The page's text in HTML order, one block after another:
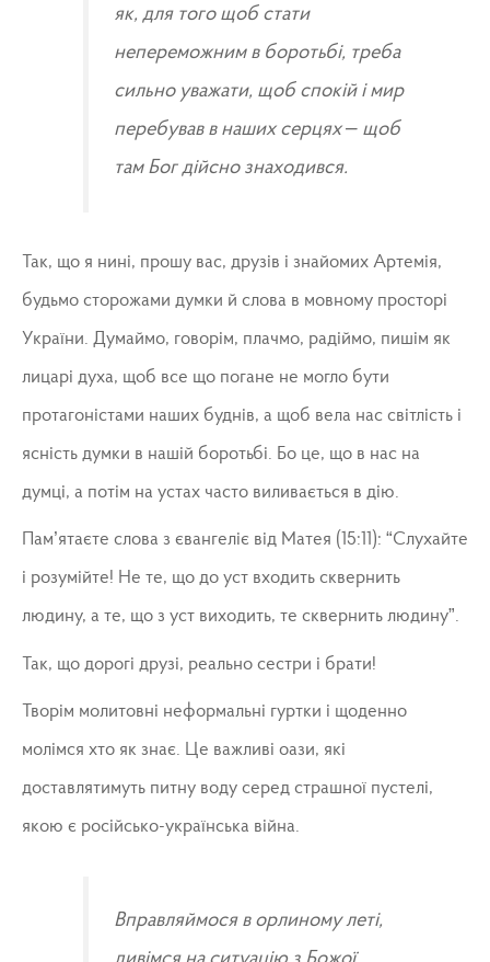
як, для того щоб стати
непереможним в боротьбі, треба
сильно уважати, щоб спокій і мир
перебував в наших серцях – щоб
там Бог дійсно знаходився.
Так, що я нині, прошу вас, друзів і знайомих Артемія,
будьмо сторожами думки й слова в мовному просторі
України. Думаймо, говорім, плачмо, радіймо, пишім як
лицарі духа, щоб все що погане не могло бути
протагоністами наших буднів, а щоб вела нас світлість і
ясність думки в нашій боротьбі. Бо це, що в нас на
думці, а потім на устах часто виливається в дію.
Пам’ятаєте слова з євангеліє від Матея (15:11): “Слухайте
і розумійте! Не те, що до уст входить сквернить
людину, а те, що з уст виходить, те сквернить людину”.
Так, що дорогі друзі, реально сестри і брати!
Творім молитовні неформальні гуртки і щоденно
молімся хто як знає. Це важливі оази, які
доставлятимуть питну воду серед страшної пустелі,
якою є російсько-українська війна.
Вправляймося в орлиному леті,